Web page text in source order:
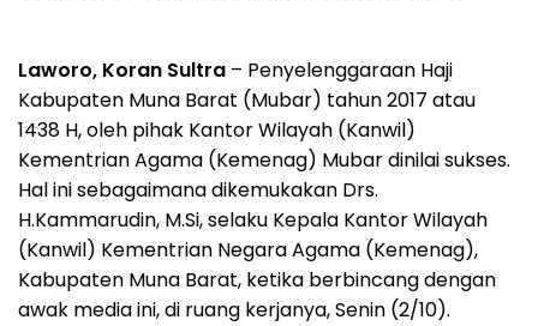
Laworo, Koran Sultra – Penyelenggaraan Haji
Kabupaten Muna Barat (Mubar) tahun 2017 atau
1438 H, oleh pihak Kantor Wilayah (Kanwil)
Kementrian Agama (Kemenag) Mubar dinilai sukses.
Hal ini sebagaimana dikemukakan Drs.
H.Kammarudin, M.Si, selaku Kepala Kantor Wilayah
(Kanwil) Kementrian Negara Agama (Kemenag),
Kabupaten Muna Barat, ketika berbincang dengan
awak media ini, di ruang kerjanya, Senin (2/10).